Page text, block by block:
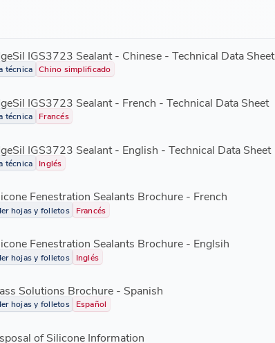
IGS3723 Sealant - Chinese - Technical Data Sheet
técnica Chino simplificado
IGS3723 Sealant - French - Technical Data Sheet
técnica Francés
IGS3723 Sealant - English - Technical Data Sheet
técnica Inglés
Fenestration Sealants Brochure - French
hojas y folletos Francés
Fenestration Sealants Brochure - Englsih
hojas y folletos Inglés
Solutions Brochure - Spanish
hojas y folletos Español
of Silicone Information